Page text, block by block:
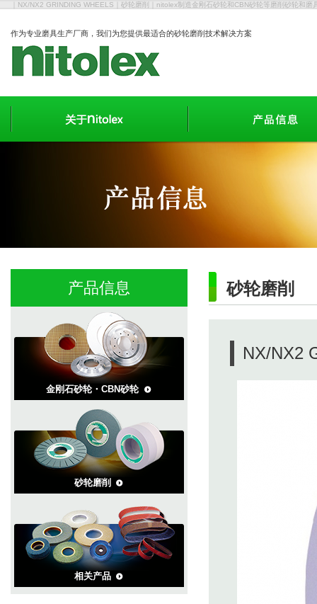
｜NX/NX2 GRINDING WHEELS｜砂轮磨削｜nitolex制造金刚石砂轮和CBN砂轮等磨削砂轮和磨
作为专业磨具生产厂商，我们为您提供最适合的砂轮磨削技术解决方案
砂轮磨削
NX/NX2
产品信息
金刚石砂轮・CBN砂轮
砂轮磨削
相关产品